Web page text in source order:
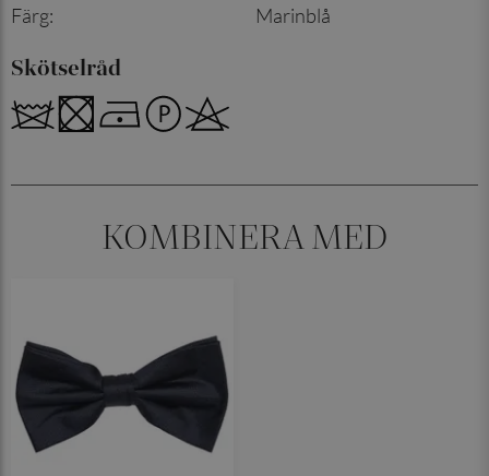
Färg: Marinblå
Skötselråd
KOMBINERA MED